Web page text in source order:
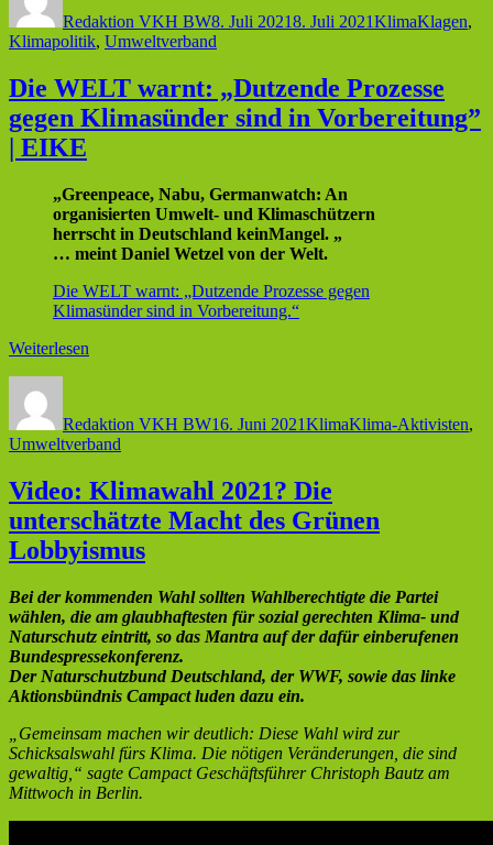
Redaktion VKH BW8. Juli 20218. Juli 2021KlimaKlagen,
Klimapolitik, Umweltverband
Die WELT warnt: „Dutzende Prozesse
gegen Klimasünder sind in Vorbereitung”
| EIKE
„Greenpeace, Nabu, Germanwatch: An
organisierten Umwelt- und Klimaschützern
herrscht in Deutschland keinMangel. „
… meint Daniel Wetzel von der Welt.
Die WELT warnt: „Dutzende Prozesse gegen
Klimasünder sind in Vorbereitung.“
Weiterlesen
Redaktion VKH BW16. Juni 2021KlimaKlima-Aktivisten,
Umweltverband
Video: Klimawahl 2021? Die
unterschätzte Macht des Grünen
Lobbyismus
Bei der kommenden Wahl sollten Wahlberechtigte die Partei
wählen, die am glaubhaftesten für sozial gerechten Klima- und
Naturschutz eintritt, so das Mantra auf der dafür einberufenen
Bundespressekonferenz.
Der Naturschutzbund Deutschland, der WWF, sowie das linke
Aktionsbündnis Campact luden dazu ein.
„Gemeinsam machen wir deutlich: Diese Wahl wird zur
Schicksalswahl fürs Klima. Die nötigen Veränderungen, die sind
gewaltig,“ sagte Campact Geschäftsführer Christoph Bautz am
Mittwoch in Berlin.